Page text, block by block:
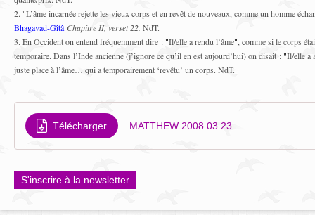
2. "L’âme incarnée rejette les vieux corps et en revêt de nouveaux, comme un homme
Bhagavad-Gîtâ Chapitre II, verset 22. NdT.
3. En Occident on entend fréquemment dire : "Il/elle a rendu l’âme" , comme si le corps
temporaire. Dans l’Inde ancienne (j’ignore ce qu’il en est aujourd’hui) on disait : "Il/elle a
juste place à l’âme… qui a temporairement ‘revêtu’ un corps. NdT.
Télécharger MATTHEW 2008 03 23
S'inscrire à la newsletter